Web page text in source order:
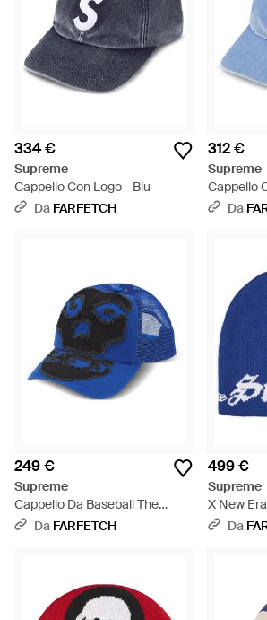
334 €
Supreme
Cappello Con Logo - Blu
Da FARFETCH
312 €
Supreme
Cappello
Da
249 €
Supreme
Cappello Da Baseball The
Misfits - Blu
Da FARFETCH
499 €
Supreme
X New
- BluDa